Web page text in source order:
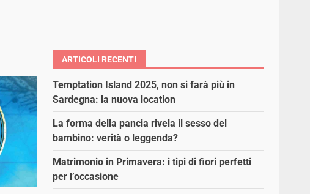
ARTICOLI RECENTI
Temptation Island 2025, non si farà più in
Sardegna: la nuova location
La forma della pancia rivela il sesso del
bambino: verità o leggenda?
Matrimonio in Primavera: i tipi di fiori perfetti
per l’occasione